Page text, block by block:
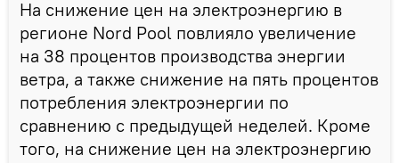
На снижение цен на электроэнергию в
регионе Nord Pool повлияло увеличение
на 38 процентов производства энергии
ветра, а также снижение на пять процентов
потребления электроэнергии по
сравнению с предыдущей неделей. Кроме
того, на снижение цен на электроэнергию